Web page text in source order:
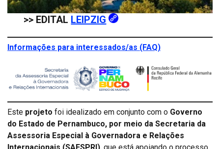
>> EDITAL LEIPZIG
Informações para interessados/as (FAQ)
Este projeto foi idealizado em conjunto com o Governo
do Estado de Pernambuco, por meio da Secretaria da
Assessoria Especial à Governadora e Relações